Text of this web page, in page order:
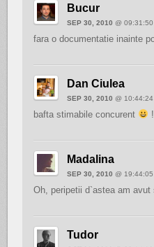
Bucur
SEP 30, 2010 @ 09:31:50
fara o documentatie inainte
Dan Ciulea
SEP 30, 2010 @ 10:44:24
bafta stimabile concurent !
Madalina
SEP 30, 2010 @ 19:44:05
Oh, peripetii d`astea am
Tudor